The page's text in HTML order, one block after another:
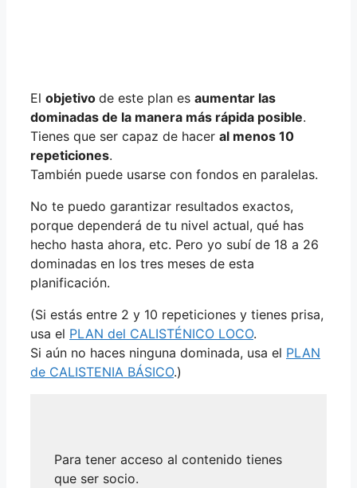
El objetivo de este plan es aumentar las
dominadas de la manera más rápida posible.
Tienes que ser capaz de hacer al menos 10
repeticiones.
También puede usarse con fondos en paralelas.
No te puedo garantizar resultados exactos,
porque dependerá de tu nivel actual, qué has
hecho hasta ahora, etc. Pero yo subí de 18 a 26
dominadas en los tres meses de esta
planificación.
(Si estás entre 2 y 10 repeticiones y tienes prisa,
usa el PLAN del CALISTÉNICO LOCO.
Si aún no haces ninguna dominada, usa el PLAN
de CALISTENIA BÁSICO.)
Para tener acceso al contenido tienes
que ser socio.